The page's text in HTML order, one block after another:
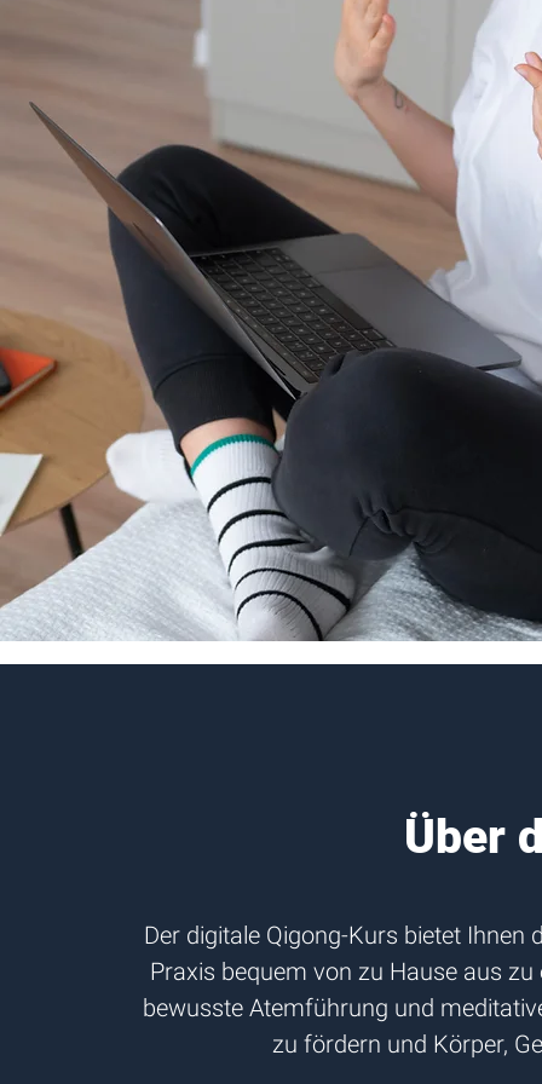
Über
Der digitale Qigong-Kurs bietet Ihnen
Praxis bequem von zu Hause aus
bewusste Atemführung und
zu fördern und Körper,